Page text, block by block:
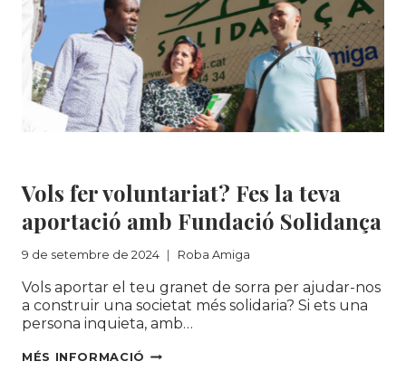
Vols fer voluntariat? Fes la teva
aportació amb Fundació Solidança
9 de setembre de 2024 Roba Amiga
Vols aportar el teu granet de sorra per ajudar-nos
a construir una societat més solidaria? Si ets una
persona inquieta, amb…
MÉS INFORMACIÓ VOLS